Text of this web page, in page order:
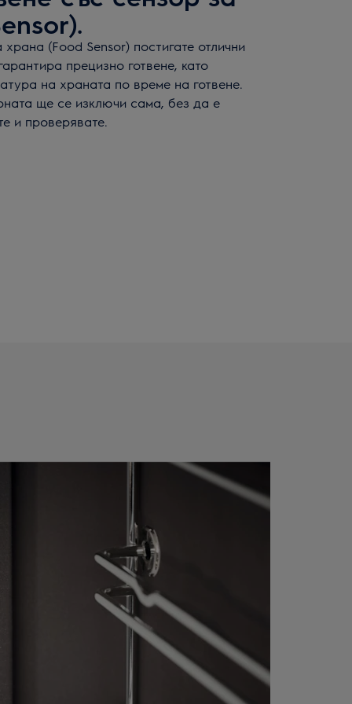
(Food Sensor) постигате отлични
прецизно готвене, като
на храната по време на готвене.
ще се изключи сама, без да е
и проверявате.